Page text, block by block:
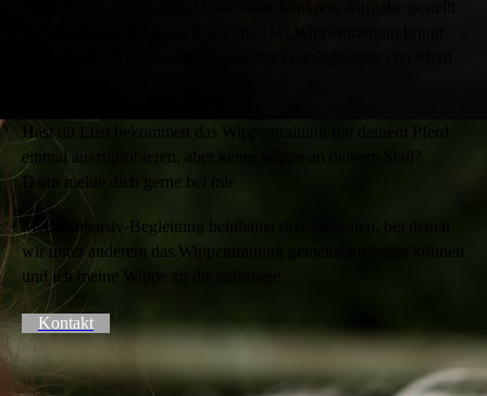
Hast du Lust bekommen das Wippentraining mit deinem Pferd
einmal auszuprobieren, aber keine Wippe an deinem Stall?
Dann melde dich gerne bei mir.
Meine Intensiv-Begleitung beinhaltet drei Einheiten, bei denen
wir unter anderem das Wippentraining gemeinsam testen können
und ich meine Wippe zu dir mitbringe.
Kontakt